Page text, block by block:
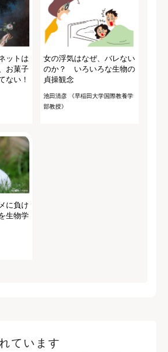
ットは
お菓子
ない！
女の浮気はなぜ、バレない
のか？ いろいろな生物の
貞操観念
池田清彦 《早稲田大学国際教養学
部教授》
に負け
生物学
ています